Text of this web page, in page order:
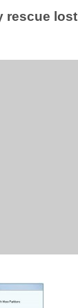
rescue lost